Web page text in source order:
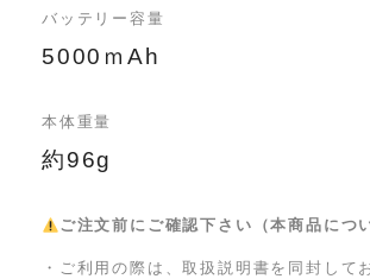
バッテリー容量
5000ｍAh
本体重量
約96g
ご注文前にご確認下さい（本商品につ
・ご利用の際は、取扱説明書を同封して